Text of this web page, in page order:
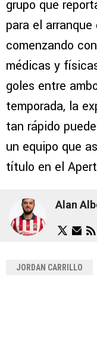
grupo que
para el
comenzando
médicas y
goles entre
temporada, la
tan rápido
un equipo que
título en el
Alan
JORDAN CARRILLO